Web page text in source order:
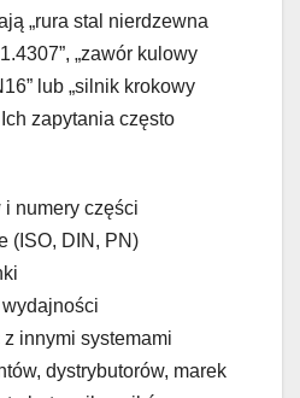
„rura stal nierdzewna
„zawór kulowy
lub „silnik krokowy
zapytania często
i numery części
(ISO, DIN, PN)
innymi systemami
dystrybutorów, marek